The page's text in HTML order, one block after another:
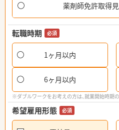
薬剤師免許取得見
転職時期 必須
1ヶ月以内
6ヶ月以内
※ダブルワークをお考えの方は、就業開始時期
希望雇用形態 必須